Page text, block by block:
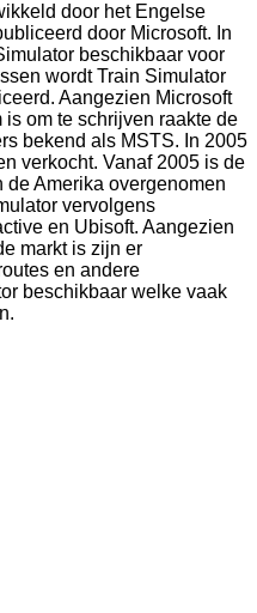
door het Engelse
door Microsoft. In
beschikbaar voor
wordt Train Simulator
Aangezien Microsoft
om te schrijven raakte de
bekend als MSTS. In 2005
verkocht. Vanaf 2005 is de
Amerika overgenomen
vervolgens
en Ubisoft. Aangezien
markt is zijn er
en andere
beschikbaar welke vaak